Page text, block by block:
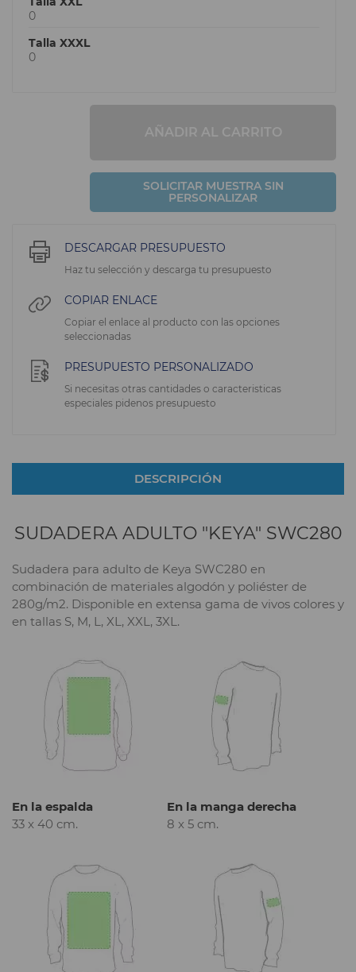
0
Talla XXXL
0
AÑADIR AL CARRITO
SOLICITAR MUESTRA SIN
PERSONALIZAR
DESCARGAR PRESUPUESTO
Haz tu selección y descarga tu presupuesto
COPIAR ENLACE
Copiar el enlace al producto con las opciones
seleccionadas
PRESUPUESTO PERSONALIZADO
Si necesitas otras cantidades o caracteristicas
especiales pidenos presupuesto
DESCRIPCIÓN
SUDADERA ADULTO "KEYA" SWC280
Sudadera para adulto de Keya SWC280 en
combinación de materiales algodón y poliéster de
280g/m2. Disponible en extensa gama de vivos colores y
en tallas S, M, L, XL, XXL, 3XL.
En la espalda
33 x 40 cm.
En la manga derecha
8 x 5 cm.